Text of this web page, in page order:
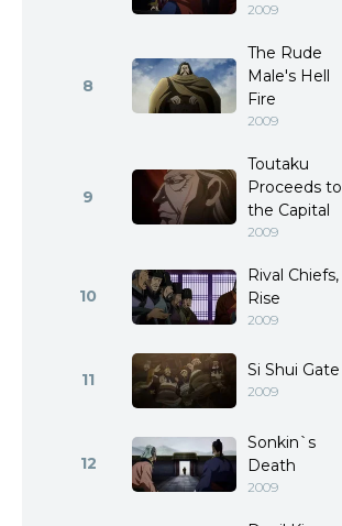
2009
8
The Rude
Male's Hell
Fire
2009
9
Toutaku
Proceeds to
the Capital
2009
10
Rival Chiefs,
Rise
2009
11 Si Shui Gate
2009
12
Sonkin`s
Death
2009